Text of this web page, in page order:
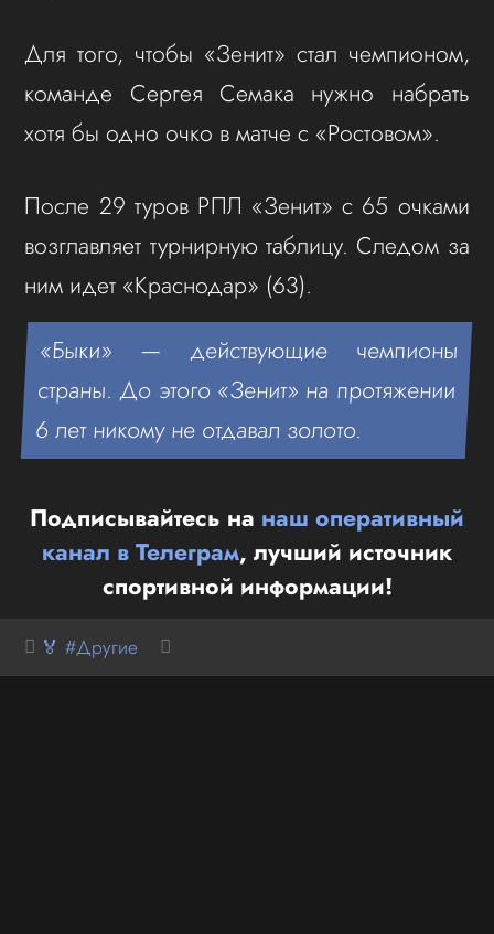
Для того, чтобы «Зенит» стал чемпионом,
команде Сергея Семака нужно набрать
хотя бы одно очко в матче с «Ростовом».
После 29 туров РПЛ «Зенит» с 65 очками
возглавляет турнирную таблицу. Следом за
ним идет «Краснодар» (63).
«Быки» — действующие чемпионы
страны. До этого «Зенит» на протяжении
6 лет никому не отдавал золото.
Подписывайтесь на наш оперативный
канал в Телеграм, лучший источник
спортивной информации!
🏅 #Другие